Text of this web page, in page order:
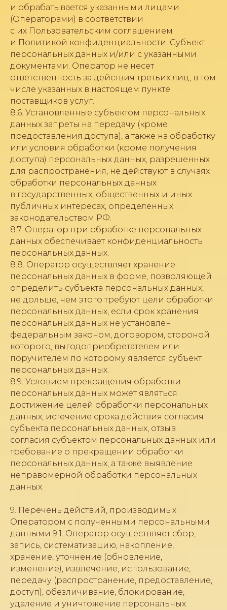
и обрабатывается указанными лицами
(Операторами) в соответствии
с их Пользовательским соглашением
и Политикой конфиденциальности. Субъект
персональных данных и/или с указанными
документами. Оператор не несет
ответственность за действия третьих лиц, в том
числе указанных в настоящем пункте
поставщиков услуг.
8.6. Установленные субъектом персональных
данных запреты на передачу (кроме
предоставления доступа), а также на обработку
или условия обработки (кроме получения
доступа) персональных данных, разрешенных
для распространения, не действуют в случаях
обработки персональных данных
в государственных, общественных и иных
публичных интересах, определенных
законодательством РФ.
8.7. Оператор при обработке персональных
данных обеспечивает конфиденциальность
персональных данных.
8.8. Оператор осуществляет хранение
персональных данных в форме, позволяющей
определить субъекта персональных данных,
не дольше, чем этого требуют цели обработки
персональных данных, если срок хранения
персональных данных не установлен
федеральным законом, договором, стороной
которого, выгодоприобретателем или
поручителем по которому является субъект
персональных данных.
8.9. Условием прекращения обработки
персональных данных может являться
достижение целей обработки персональных
данных, истечение срока действия согласия
субъекта персональных данных, отзыв
согласия субъектом персональных данных или
требование о прекращении обработки
персональных данных, а также выявление
неправомерной обработки персональных
данных.
9. Перечень действий, производимых
Оператором с полученными персональными
данными 9.1. Оператор осуществляет сбор,
запись, систематизацию, накопление,
хранение, уточнение (обновление,
изменение), извлечение, использование,
передачу (распространение, предоставление,
доступ), обезличивание, блокирование,
удаление и уничтожение персональных